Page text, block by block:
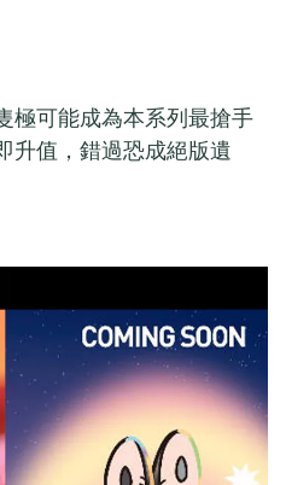
極可能成為本系列最搶手
升值，錯過恐成絕版遺